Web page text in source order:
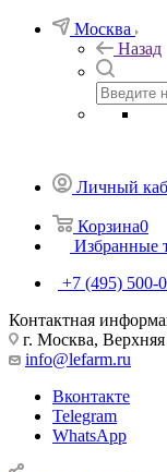
Москва
Назад
Личный
Корзина0
Избранные
+7 (495) 500-
Контактная
г. Москва, Верхняя
info@lefarm.ru
Вконтакте
Telegram
WhatsApp